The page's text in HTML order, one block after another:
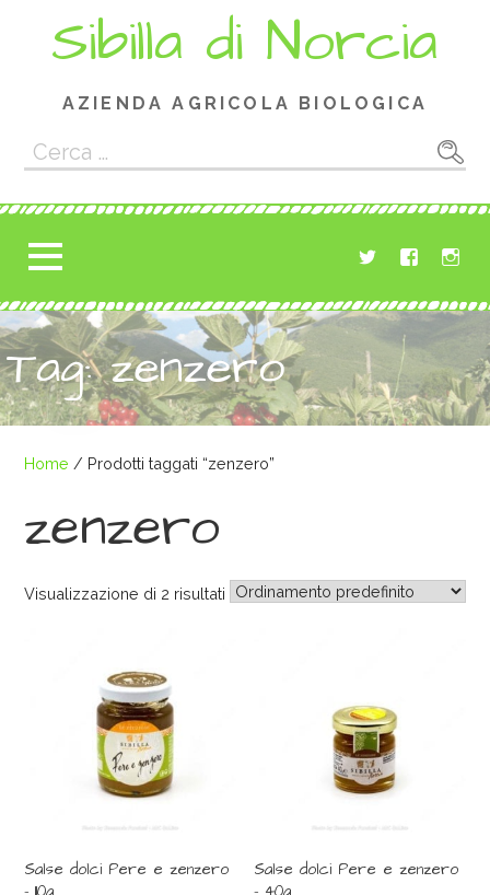
Sibilla di Norcia
AZIENDA AGRICOLA BIOLOGICA
Ricerca
per:
Tag: zenzero
Home / Prodotti taggati “zenzero”
zenzero
Visualizzazione di 2 risultati
Salse dolci Pere e zenzero
Salse dolci Pere e zenzero